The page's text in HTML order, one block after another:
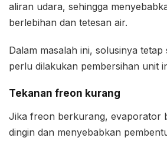
aliran udara, sehingga
berlebihan dan tetesan air.
Dalam masalah ini, solusinya tetap
perlu dilakukan pembersihan unit
Tekanan freon kurang
Jika freon berkurang, evaporator
dingin dan menyebabkan